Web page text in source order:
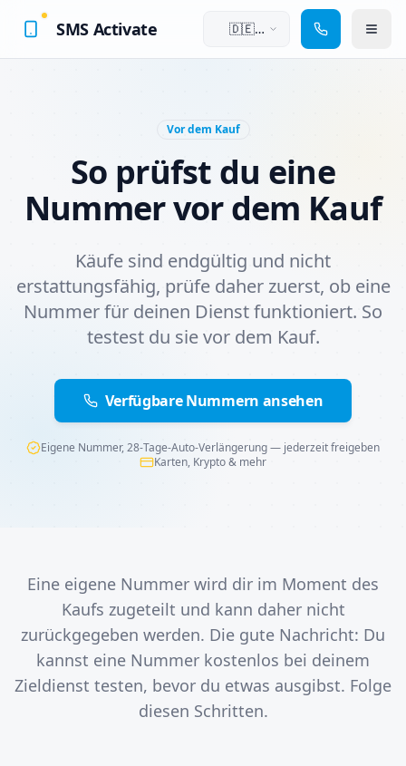
SMS Activate
🇩🇪
Vor dem Kauf
So prüfst du eine
Nummer vor dem Kauf
Käufe sind endgültig und nicht
erstattungsfähig, prüfe daher zuerst, ob eine
Nummer für deinen Dienst funktioniert. So
testest du sie vor dem Kauf.
Verfügbare Nummern ansehen
Eigene Nummer, 28-Tage-Auto-Verlängerung — jederzeit freigeben
Karten, Krypto & mehr
Eine eigene Nummer wird dir im Moment des
Kaufs zugeteilt und kann daher nicht
zurückgegeben werden. Die gute Nachricht: Du
kannst eine Nummer kostenlos bei deinem
Zieldienst testen, bevor du etwas ausgibst. Folge
diesen Schritten.